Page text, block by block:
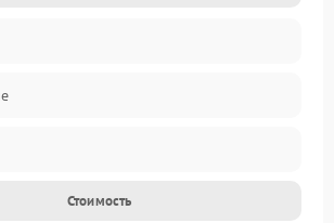
Стоимость